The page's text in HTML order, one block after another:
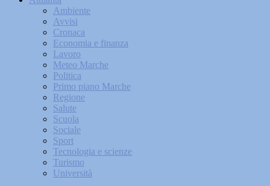
Ambiente
Avvisi
Cronaca
Economia e finanza
Lavoro
Meteo Marche
Politica
Primo piano Marche
Regione
Salute
Scuola
Sociale
Sport
Tecnologia e scienze
Turismo
Università